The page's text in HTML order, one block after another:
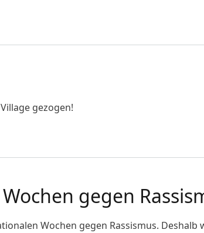
gezogen!
gegen
Wochen gegen Rassismus. Deshalb